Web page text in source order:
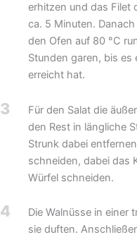
erhitzen und das Filet
ca. 5 Minuten.
den Ofen auf 80 °C
Stunden garen, bis es
erreicht hat.
3
Für den Salat die
den Rest in längliche
Strunk dabei
schneiden, dabei das
Würfel schneiden.
4
Die Walnüsse in einer
sie duften.